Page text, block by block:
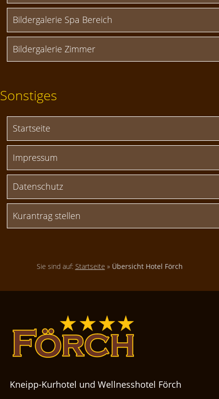
Bildergalerie Spa Bereich
Bildergalerie Zimmer
Sonstiges
Startseite
Impressum
Datenschutz
Kurantrag stellen
Sie sind auf: Startseite » Übersicht Hotel Förch
Kneipp-Kurhotel und Wellnesshotel Förch